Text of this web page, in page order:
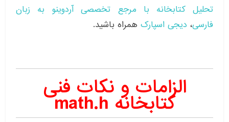
تحلیل کتابخانه با مرجع تخصصی آردوینو به زبان
فارسی، دیجی اسپارک همراه باشید.
الزامات و نکات فنی
کتابخانه math.h